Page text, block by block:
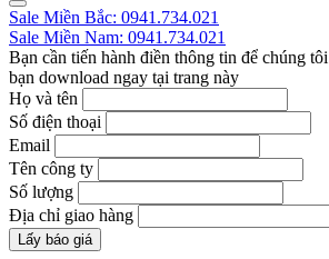
Sale Miền Bắc: 0941.734.021
Sale Miền Nam: 0941.734.021
Bạn cần tiến hành điền thông tin để chúng
bạn download ngay tại trang này
Họ và tên
Số điện thoại
Email
Tên công ty
Số lượng
Địa chỉ giao hàng